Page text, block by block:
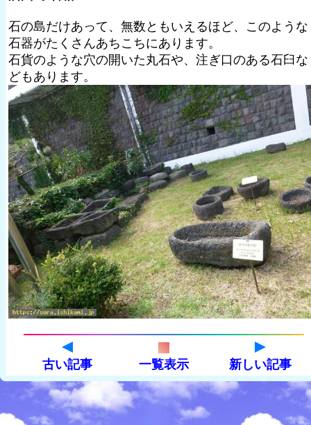
石の島だけあって、無数ともいえるほど、このような
石器がたくさんあちこちにあります。
石貨のような穴の開いた丸石や、注ぎ口のある石臼な
どもあります。
古い記事 一覧表示 新しい記事